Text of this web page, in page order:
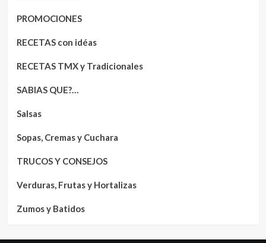
PROMOCIONES
RECETAS con idéas
RECETAS TMX y Tradicionales
SABIAS QUE?…
Salsas
Sopas, Cremas y Cuchara
TRUCOS Y CONSEJOS
Verduras, Frutas y Hortalizas
Zumos y Batidos